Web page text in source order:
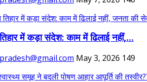
में कड़ा संदेश: काम में ढिलाई नहीं,...
May 3, 2026 149